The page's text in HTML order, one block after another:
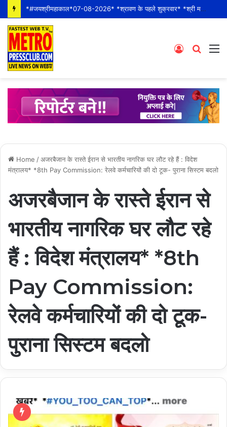
*#जयश्रीमहाकाल*07-08-2026* *श्रावण के पहले शुक्रवार* *श्री महाकालेश्वर ज्योतिर्लिंग जी के भस्म आरती श्रृंगार दर्शन #live कीं हार्दिक शुभकामनाएं*
Search
Log
Home /अजरबैजान के रास्ते ईरान से भारतीय नागरिक घर लौट रहे हैं : विदेश
मंत्रालय* *8th Pay Commission: रेलवे कर्मचारियों की दो टूक- पुराना सिस्टम बदलो
अजरबैजान के रास्ते ईरान से
भारतीय नागरिक घर लौट रहे
हैं : विदेश मंत्रालय* *8th
Pay Commission:
रेलवे कर्मचारियों की दो टूक-
पुराना सिस्टम बदलो